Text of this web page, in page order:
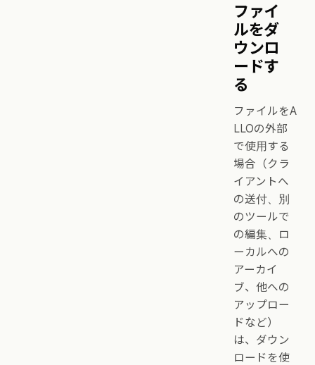
ファイ
ルをダ
ウンロ
ードす
る
ファイルをA
LLOの外部
で使用する
場合（クラ
イアントへ
の送付、別
のツールで
の編集、ロ
ーカルへの
アーカイ
ブ、他への
アップロー
ドなど）
は、ダウン
ロードを使